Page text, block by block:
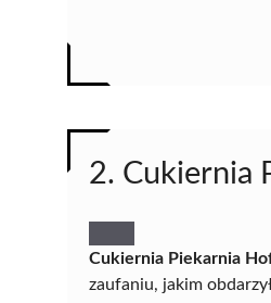
2. Cukiernia
Cukiernia Piekarnia
zaufaniu, jakim